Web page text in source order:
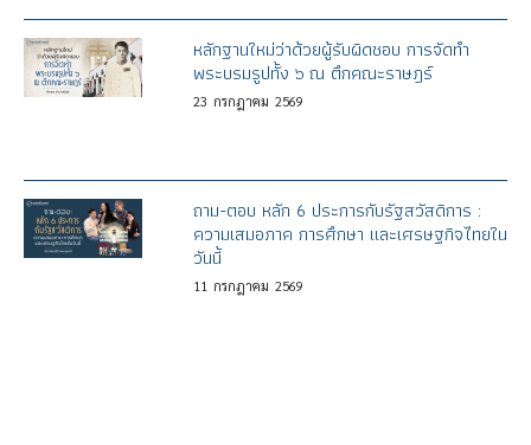
หลักฐานใหม่ว่าด้วยผู้รับผิดชอบ การจัดทำ
พระบรมรูปทั้ง ๖ ณ ตึกคณะราษฎร์
23 กรกฎาคม 2569
ถาม-ตอบ หลัก 6 ประการกับรัฐสวัสดิการ :
ความเสมอภาค การศึกษา และเศรษฐกิจไทยใน
วันนี้
11 กรกฎาคม 2569